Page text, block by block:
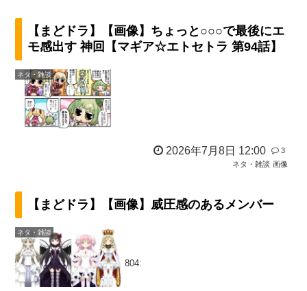
【まどドラ】【画像】ちょっと○○○で最後にエ
モ感出す 神回【マギア☆エトセトラ 第94話】
ネタ・雑談
2026年7月8日 12:00
3
ネタ・雑談 画像
【まどドラ】【画像】威圧感のあるメンバー
ネタ・雑談
804: